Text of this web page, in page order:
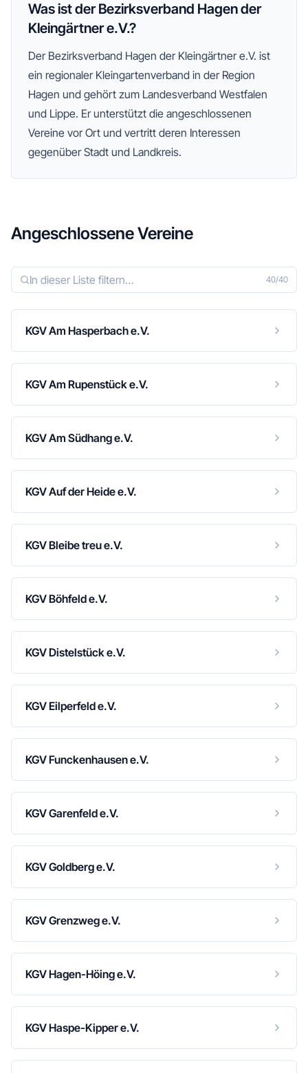
Was ist der Bezirksverband Hagen der
Kleingärtner e.V.?
Der Bezirksverband Hagen der Kleingärtner e.V. ist
ein regionaler Kleingartenverband in der Region
Hagen und gehört zum Landesverband Westfalen
und Lippe. Er unterstützt die angeschlossenen
Vereine vor Ort und vertritt deren Interessen
gegenüber Stadt und Landkreis.
Angeschlossene Vereine
40/40
KGV Am Hasperbach e.V.
KGV Am Rupenstück e.V.
KGV Am Südhang e.V.
KGV Auf der Heide e.V.
KGV Bleibe treu e.V.
KGV Böhfeld e.V.
KGV Distelstück e.V.
KGV Eilperfeld e.V.
KGV Funckenhausen e.V.
KGV Garenfeld e.V.
KGV Goldberg e.V.
KGV Grenzweg e.V.
KGV Hagen-Höing e.V.
KGV Haspe-Kipper e.V.